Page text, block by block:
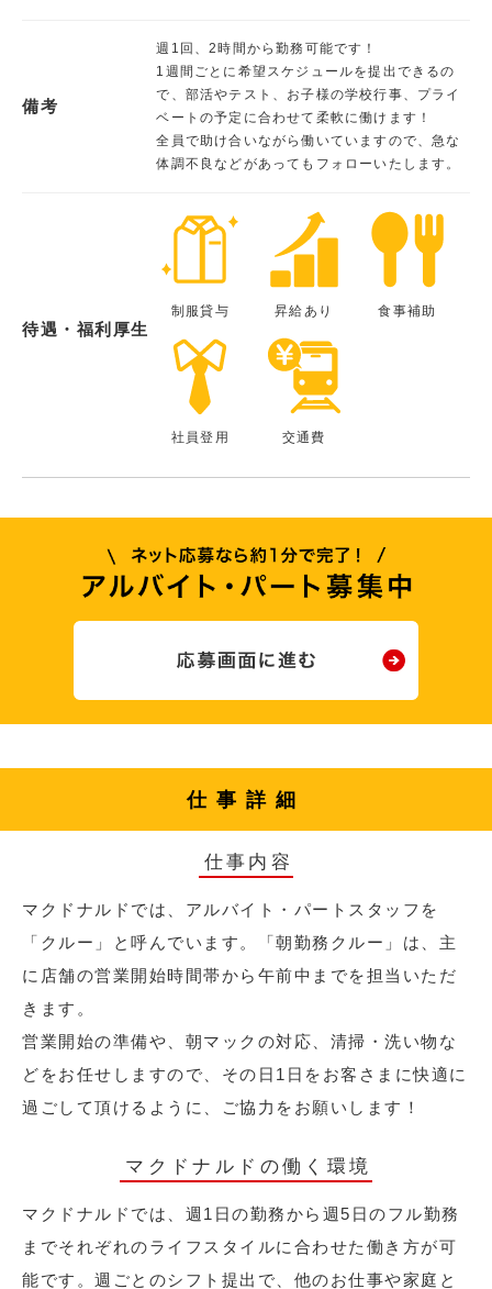
備考
週1回、2時間から勤務可能です！
1週間ごとに希望スケジュールを提出できるの
で、部活やテスト、お子様の学校行事、プライ
ベートの予定に合わせて柔軟に働けます！
全員で助け合いながら働いていますので、急な
体調不良などがあってもフォローいたします。
待遇・福利厚生
制服貸与 昇給あり 食事補助
社員登用 交通費
仕事詳細
仕事内容
マクドナルドでは、アルバイト・パートスタッフを
「クルー」と呼んでいます。「朝勤務クルー」は、主
に店舗の営業開始時間帯から午前中までを担当いただ
きます。
営業開始の準備や、朝マックの対応、清掃・洗い物な
どをお任せしますので、その日1日をお客さまに快適に
過ごして頂けるように、ご協力をお願いします！
マクドナルドの働く環境
マクドナルドでは、週1日の勤務から週5日のフル勤務
までそれぞれのライフスタイルに合わせた働き方が可
能です。週ごとのシフト提出で、他のお仕事や家庭と